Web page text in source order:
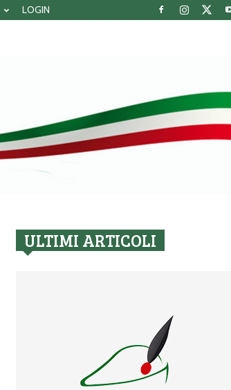
LOGIN
ULTIMI ARTICOLI